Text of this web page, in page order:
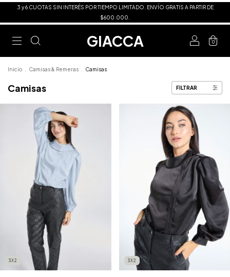
3 y 6 CUOTAS SIN INTERÉS POR TIEMPO LIMITADO. ENVÍO GRATIS A PARTIR DE
$600.000.
GIACCA 0
Inicio Camisas & Remeras Camisas
Camisas FILTRAR
3X2 3X2